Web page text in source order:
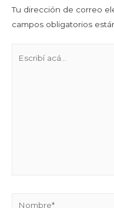
Tu dirección de correo
campos obligatorios